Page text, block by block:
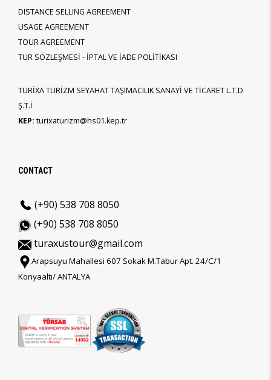
DISTANCE SELLING AGREEMENT
USAGE AGREEMENT
TOUR AGREEMENT
TUR SÖZLEŞMESİ - İPTAL VE İADE POLİTİKASI
TURİXA TURİZM SEYAHAT TAŞIMACILIK SANAYİ VE TİCARET L.T.D
Ş.T.İ
KEP: turixaturizm@hs01.kep.tr
CONTACT
(+90) 538 708 8050
(+90) 538 708 8050
turaxustour@gmail.com
Arapsuyu Mahallesi 607 Sokak M.Tabur Apt. 24/C/1
Konyaaltı/ ANTALYA